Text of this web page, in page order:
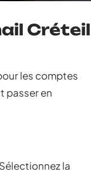
Créteil
les comptes
passer en
la